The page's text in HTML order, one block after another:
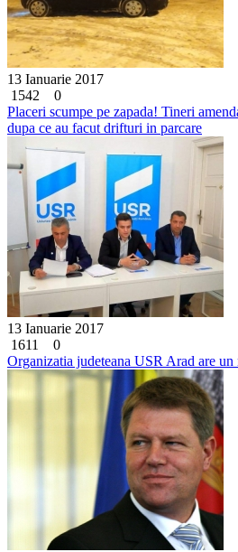
13 Ianuarie 2017
1542
0
Placeri scumpe pe zapada! Tineri
dupa ce au facut drifturi in parcare
13 Ianuarie 2017
1611
0
Organizatia judeteana USR Arad are un